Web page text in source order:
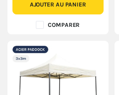
AJOUTER AU PANIER
COMPARER